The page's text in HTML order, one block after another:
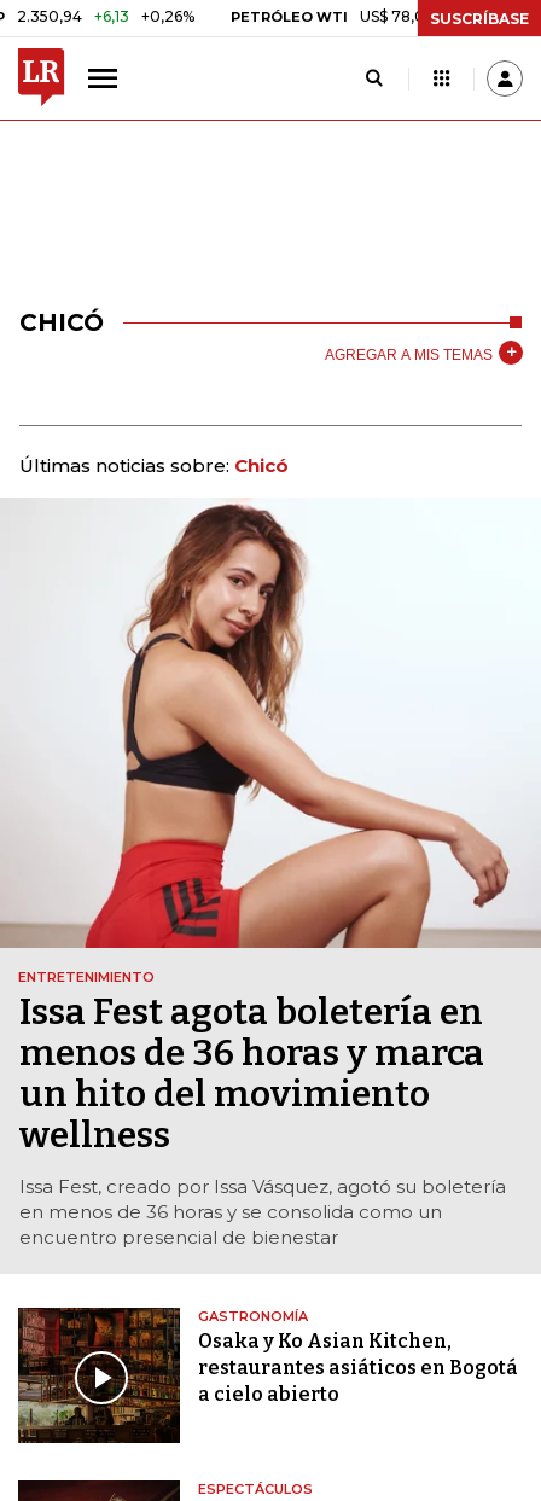
+6,13 +0,26% PETRÓLEO WTI US$ 78,01 US$ 2,92 +3,89%
SUSCRÍBASE
CHICÓ
AGREGAR A MIS TEMAS
Últimas noticias sobre: Chicó
ENTRETENIMIENTO
Issa Fest agota boletería en
menos de 36 horas y marca
un hito del movimiento
wellness
Issa Fest, creado por Issa Vásquez, agotó su boletería
en menos de 36 horas y se consolida como un
encuentro presencial de bienestar
GASTRONOMÍA
Osaka y Ko Asian Kitchen,
restaurantes asiáticos en Bogotá
a cielo abierto
ESPECTÁCULOS